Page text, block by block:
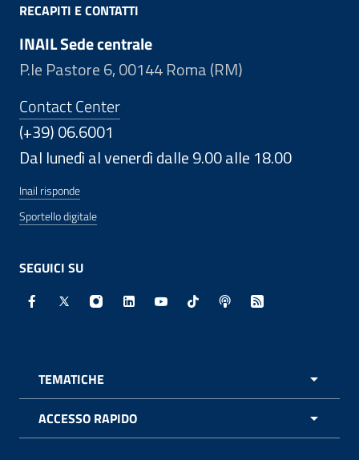
RECAPITI E CONTATTI
INAIL Sede centrale
P.le Pastore 6, 00144 Roma (RM)
Contact Center
(+39) 06.6001
Dal lunedì al venerdì dalle 9.00 alle 18.00
Inail risponde
Sportello digitale
SEGUICI SU
Facebook - Sito esterno - Apertura in nuova finestra
X - Sito esterno - Apertura in nuova finestra
Instagram - Sito esterno - Apertura in
Linkedin - Sito esterno - Apertura in
Youtube - Sito esterno -
TikTok - Sito esterno -
Spreaker - Sito
Feed RSS -
TEMATICHE
ACCESSO RAPIDO